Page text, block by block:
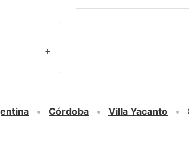
+
Córdoba Villa Yacanto